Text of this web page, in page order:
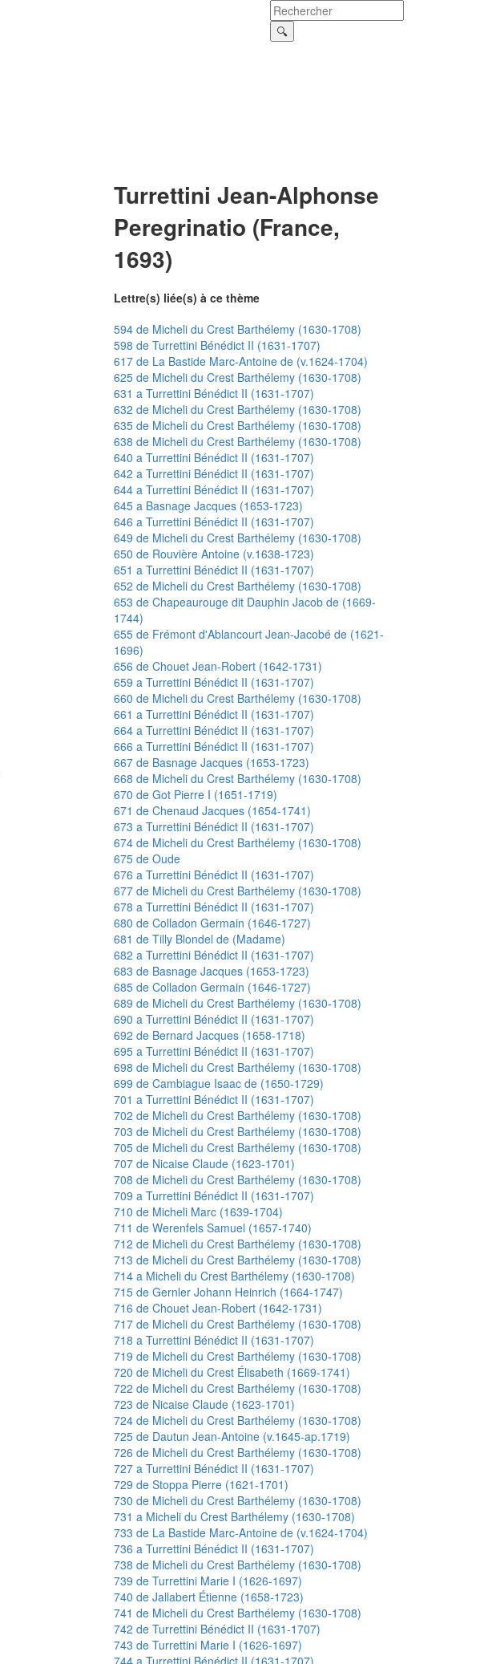
Turrettini Jean-Alphonse
Peregrinatio (France,
1693)
Lettre(s) liée(s) à ce thème
594 de Micheli du Crest Barthélemy (1630-1708)
598 de Turrettini Bénédict II (1631-1707)
617 de La Bastide Marc-Antoine de (v.1624-1704)
625 de Micheli du Crest Barthélemy (1630-1708)
631 a Turrettini Bénédict II (1631-1707)
632 de Micheli du Crest Barthélemy (1630-1708)
635 de Micheli du Crest Barthélemy (1630-1708)
638 de Micheli du Crest Barthélemy (1630-1708)
640 a Turrettini Bénédict II (1631-1707)
642 a Turrettini Bénédict II (1631-1707)
644 a Turrettini Bénédict II (1631-1707)
645 a Basnage Jacques (1653-1723)
646 a Turrettini Bénédict II (1631-1707)
649 de Micheli du Crest Barthélemy (1630-1708)
650 de Rouvière Antoine (v.1638-1723)
651 a Turrettini Bénédict II (1631-1707)
652 de Micheli du Crest Barthélemy (1630-1708)
653 de Chapeaurouge dit Dauphin Jacob de (1669-
1744)
655 de Frémont d'Ablancourt Jean-Jacobé de (1621-
1696)
656 de Chouet Jean-Robert (1642-1731)
659 a Turrettini Bénédict II (1631-1707)
660 de Micheli du Crest Barthélemy (1630-1708)
661 a Turrettini Bénédict II (1631-1707)
664 a Turrettini Bénédict II (1631-1707)
666 a Turrettini Bénédict II (1631-1707)
667 de Basnage Jacques (1653-1723)
668 de Micheli du Crest Barthélemy (1630-1708)
670 de Got Pierre I (1651-1719)
671 de Chenaud Jacques (1654-1741)
673 a Turrettini Bénédict II (1631-1707)
674 de Micheli du Crest Barthélemy (1630-1708)
675 de Oude
676 a Turrettini Bénédict II (1631-1707)
677 de Micheli du Crest Barthélemy (1630-1708)
678 a Turrettini Bénédict II (1631-1707)
680 de Colladon Germain (1646-1727)
681 de Tilly Blondel de (Madame)
682 a Turrettini Bénédict II (1631-1707)
683 de Basnage Jacques (1653-1723)
685 de Colladon Germain (1646-1727)
689 de Micheli du Crest Barthélemy (1630-1708)
690 a Turrettini Bénédict II (1631-1707)
692 de Bernard Jacques (1658-1718)
695 a Turrettini Bénédict II (1631-1707)
698 de Micheli du Crest Barthélemy (1630-1708)
699 de Cambiague Isaac de (1650-1729)
701 a Turrettini Bénédict II (1631-1707)
702 de Micheli du Crest Barthélemy (1630-1708)
703 de Micheli du Crest Barthélemy (1630-1708)
705 de Micheli du Crest Barthélemy (1630-1708)
707 de Nicaise Claude (1623-1701)
708 de Micheli du Crest Barthélemy (1630-1708)
709 a Turrettini Bénédict II (1631-1707)
710 de Micheli Marc (1639-1704)
711 de Werenfels Samuel (1657-1740)
712 de Micheli du Crest Barthélemy (1630-1708)
713 de Micheli du Crest Barthélemy (1630-1708)
714 a Micheli du Crest Barthélemy (1630-1708)
715 de Gernler Johann Heinrich (1664-1747)
716 de Chouet Jean-Robert (1642-1731)
717 de Micheli du Crest Barthélemy (1630-1708)
718 a Turrettini Bénédict II (1631-1707)
719 de Micheli du Crest Barthélemy (1630-1708)
720 de Micheli du Crest Élisabeth (1669-1741)
722 de Micheli du Crest Barthélemy (1630-1708)
723 de Nicaise Claude (1623-1701)
724 de Micheli du Crest Barthélemy (1630-1708)
725 de Dautun Jean-Antoine (v.1645-ap.1719)
726 de Micheli du Crest Barthélemy (1630-1708)
727 a Turrettini Bénédict II (1631-1707)
729 de Stoppa Pierre (1621-1701)
730 de Micheli du Crest Barthélemy (1630-1708)
731 a Micheli du Crest Barthélemy (1630-1708)
733 de La Bastide Marc-Antoine de (v.1624-1704)
736 a Turrettini Bénédict II (1631-1707)
738 de Micheli du Crest Barthélemy (1630-1708)
739 de Turrettini Marie I (1626-1697)
740 de Jallabert Étienne (1658-1723)
741 de Micheli du Crest Barthélemy (1630-1708)
742 de Turrettini Bénédict II (1631-1707)
743 de Turrettini Marie I (1626-1697)
744 a Turrettini Bénédict II (1631-1707)